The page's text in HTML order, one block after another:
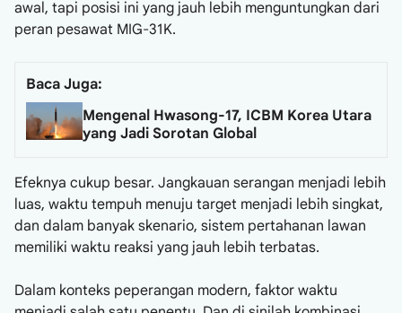
awal, tapi posisi ini yang jauh lebih menguntungkan dari
peran pesawat MIG-31K.
Baca Juga:
Mengenal Hwasong-17, ICBM Korea Utara
yang Jadi Sorotan Global
Efeknya cukup besar. Jangkauan serangan menjadi lebih
luas, waktu tempuh menuju target menjadi lebih singkat,
dan dalam banyak skenario, sistem pertahanan lawan
memiliki waktu reaksi yang jauh lebih terbatas.
Dalam konteks peperangan modern, faktor waktu